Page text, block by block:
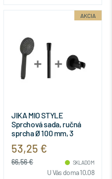
AKCIA
JIKA MIO STYLE
Sprchová sada, ručná
sprcha Ø 100 mm, 3
hadica, Čierna matná,
H3652F07163611
53,25 €
66,56 € SKLADOM
U Vás doma 10.08